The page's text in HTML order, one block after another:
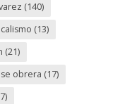
(140)
(13)
(21)
obrera (17)